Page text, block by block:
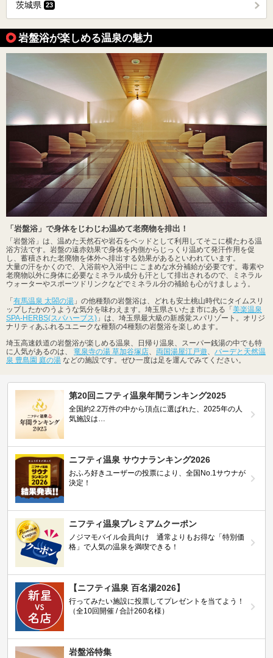
茨城県 23
岩盤浴が楽しめる温泉の魅力
「岩盤浴」で身体をじわじわ温めて老廃物を排出！
「岩盤浴」は、温めた天然石や岩石をベッドとして利用してそこに横たわる温
浴方法です。岩盤の遠赤効果で身体を内側からじっくり温めて発汗作用を促
し、蓄積された老廃物を体外へ排出する効果があるといわれています。
大量の汗をかくので、入浴前や入浴中に こまめな水分補給が必要です。毒素や
老廃物以外に身体に必要なミネラル成分も汗として排出されるので、ミネラル
ウォーターやスポーツドリンクなどでミネラル分の補給も心がけましょう。
「有馬温泉 太閤の湯 」の他種類の岩盤浴は、どれも安土桃山時代にタイムスリ
ップしたかのうような気分を味わえます。埼玉県さいたま市にある「美楽温泉
SPA-HERBS(スパハーブス) 」は、埼玉県最大級の新感覚スパリゾート。オリジ
ナリティあふれるユニークな種類の4種類の岩盤浴を楽しめます。
埼玉高速鉄道の岩盤浴が楽しめる温泉、日帰り温泉、スーパー銭湯の中でも特
に人気があるのは、 竜泉寺の湯 草加谷塚店 両国湯屋江戸遊
バーデと天然温
泉 豊島園 庭の湯 などの施設です。ぜひ一度は足を運んでみてください。
第20回ニフティ温泉年間ランキング2025
全国約2.2万件の中から頂点に選ばれた、2025年の人
気施設は…
ニフティ温泉 サウナランキング2026
おふろ好きユーザーの投票により、全国No.1サウナが
決定！
ニフティ温泉プレミアムクーポン
ノジマモバイル会員向け 通常よりもお得な「特別価
格」で人気の温泉を満喫できる！
【ニフティ温泉 百名湯2026】
行ってみたい施設に投票してプレゼントを当てよう！
（全10回開催 / 合計260名様）
岩盤浴特集